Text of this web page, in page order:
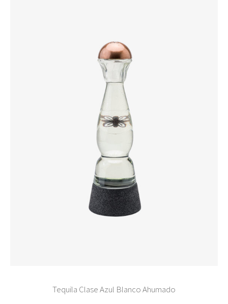
Tequila Clase Azul Blanco Ahumado